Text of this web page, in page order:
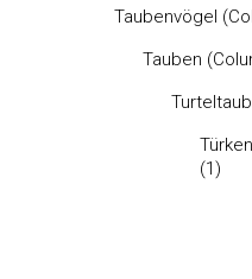
Taubenvögel
Tauben
(1)